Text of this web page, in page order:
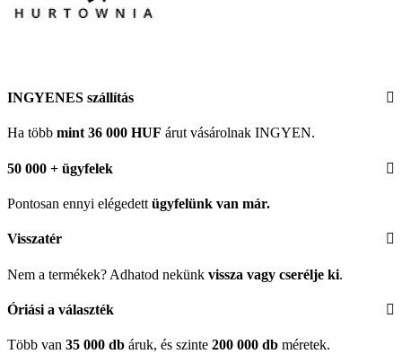
INGYENES szállítás
Ha több mint 36 000 HUF árut vásárolnak INGYEN.
50 000 + ügyfelek
Pontosan ennyi elégedett ügyfelünk van már.
Visszatér
Nem a termékek? Adhatod nekünk vissza vagy cserélje ki.
Óriási a választék
Több van 35 000 db áruk, és szinte 200 000 db méretek.